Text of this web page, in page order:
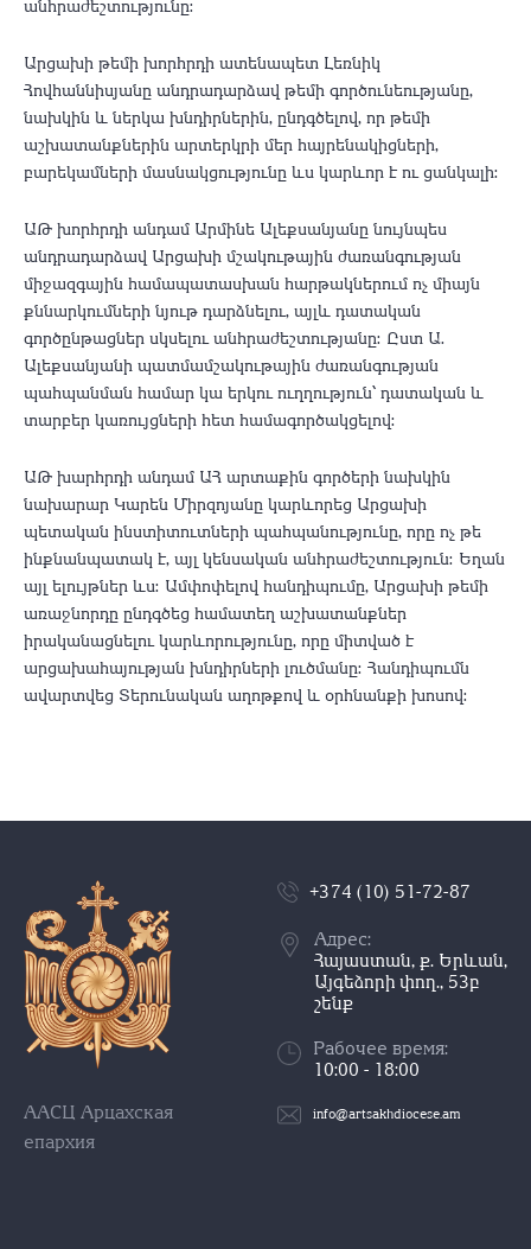
անհրաժեշտությունը։
Արցախի թեմի խորհրդի ատենապետ Լեռնիկ
Հովհաննիսյանը անդրադարձավ թեմի գործունեությանը,
նախկին և ներկա խնդիրներին, ընդգծելով, որ թեմի
աշխատանքներին արտերկրի մեր հայրենակիցների,
բարեկամների մասնակցությունը ևս կարևոր է ու ցանկալի։
ԱԹ խորհրդի անդամ Արմինե Ալեքսանյանը նույնպես
անդրադարձավ Արցախի մշակութային ժառանգության
միջազգային համապատասխան հարթակներում ոչ միայն
քննարկումների նյութ դարձնելու, այլև դատական
գործընթացներ սկսելու անհրաժեշտությանը։ Ըստ Ա․
Ալեքսանյանի պատմամշակութային ժառանգության
պահպանման համար կա երկու ուղղություն՝ դատական և
տարբեր կառույցների հետ համագործակցելով։
ԱԹ խարհրդի անդամ ԱՀ արտաքին գործերի նախկին
նախարար Կարեն Միրզոյանը կարևորեց Արցախի
պետական ինստիտուտների պահպանությունը, որը ոչ թե
ինքնանպատակ է, այլ կենսական անհրաժեշտություն։ Եղան
այլ ելույթներ ևս։ Ամփոփելով հանդիպումը, Արցախի թեմի
առաջնորդը ընդգծեց համատեղ աշխատանքներ
իրականացնելու կարևորությունը, որը միտված է
արցախահայության խնդիրների լուծմանը։ Հանդիպումն
ավարտվեց Տերունական աղոթքով և օրհնանքի խոսով։
ААСЦ Арцахская
епархия
+374 (10) 51-72-87
Адрес:
Հայաստան, ք. Երևան,
Այգեձորի փող., 53բ
շենք
Рабочее время:
10:00 - 18:00
info@artsakhdiocese.am